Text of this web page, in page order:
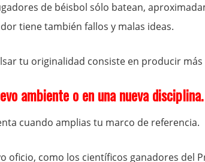
de béisbol sólo batean,
tiene también fallos y malas ideas.
tu originalidad consiste en producir más
ambiente o en una nueva disciplina.
cuando amplias tu marco de referencia.
oficio, como los científicos ganadores del